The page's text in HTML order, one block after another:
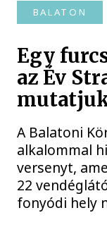
BALATON
Egy
az Év
A Balatoni
alkalommal
versenyt,
22
fonyódi hely